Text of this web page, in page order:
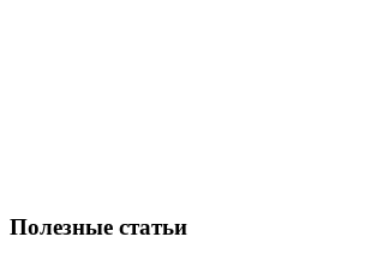
Полезные статьи